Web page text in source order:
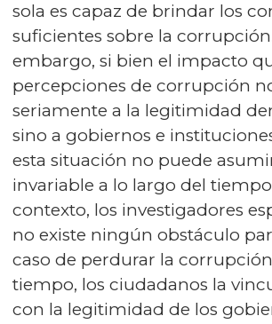
sola es capaz de brindar los
suficientes sobre la
embargo, si bien el impacto
percepciones de corrupción
seriamente a la legitimidad
sino a gobiernos e
esta situación no puede
invariable a lo largo del tiempo
contexto, los investigadores
no existe ningún obstáculo
caso de perdurar la
tiempo, los ciudadanos la
con la legitimidad de los